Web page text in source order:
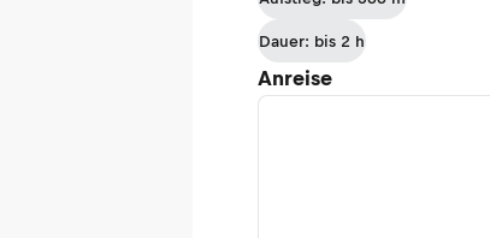
Dauer: bis 2 h
Anreise